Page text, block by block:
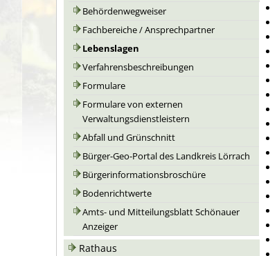
Behördenwegweiser
Fachbereiche / Ansprechpartner
Lebenslagen
Verfahrensbeschreibungen
Formulare
Formulare von externen
Verwaltungsdienstleistern
Abfall und Grünschnitt
Bürger-Geo-Portal des Landkreis Lörrach
Bürgerinformationsbroschüre
Bodenrichtwerte
Amts- und Mitteilungsblatt Schönauer
Anzeiger
Rathaus